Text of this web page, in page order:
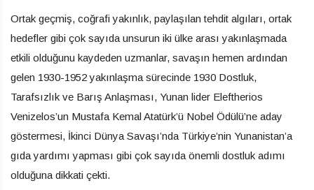
Ortak geçmiş, coğrafi yakınlık, paylaşılan tehdit algıları, ortak
hedefler gibi çok sayıda unsurun iki ülke arası yakınlaşmada
etkili olduğunu kaydeden uzmanlar, savaşın hemen ardından
gelen 1930-1952 yakınlaşma sürecinde 1930 Dostluk,
Tarafsızlık ve Barış Anlaşması, Yunan lider Eleftherios
Venizelos’un Mustafa Kemal Atatürk’ü Nobel Ödülü’ne aday
göstermesi, İkinci Dünya Savaşı’nda Türkiye’nin Yunanistan’a
gıda yardımı yapması gibi çok sayıda önemli dostluk adımı
olduğuna dikkati çekti.